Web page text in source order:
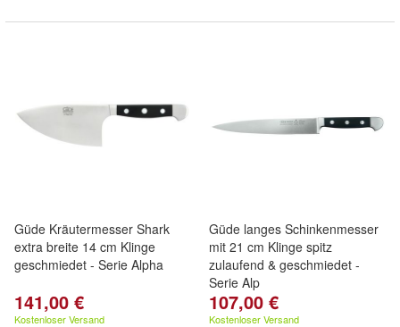
Güde Kräutermesser Shark
extra breite 14 cm Klinge
geschmiedet - Serie Alpha
141,00 €
Kostenloser Versand
Güde langes Schinkenmesser
mit 21 cm Klinge spitz
zulaufend & geschmiedet -
Serie Alp
107,00 €
Kostenloser Versand